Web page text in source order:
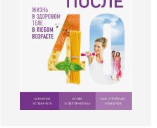
Издательство
Эксмо
В корзину